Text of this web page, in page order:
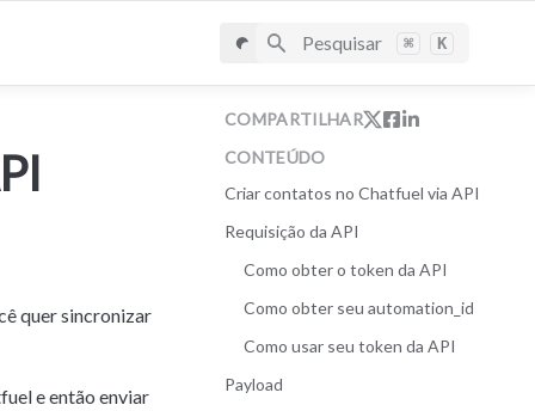
Pesquisar ⌘ K
quer sincronizar
e então enviar
COMPARTILHAR
CONTEÚDO
Criar contatos no Chatfuel via API
Requisição da API
Como obter o token da API
Como obter seu automation_id
Como usar seu token da API
Payload